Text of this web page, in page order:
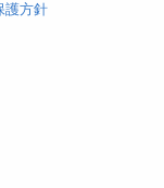
護方針